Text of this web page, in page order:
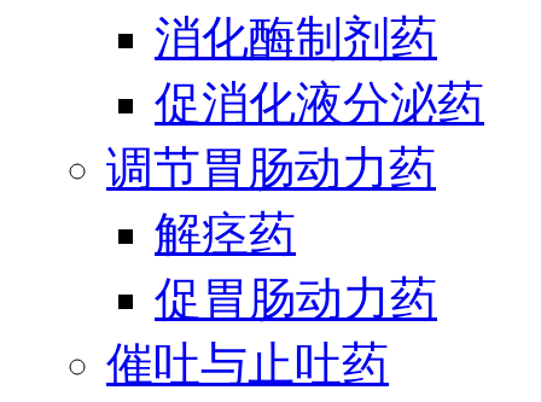
消化酶制剂药
促消化液分泌药
调节胃肠动力药
解痉药
促胃肠动力药
催吐与止吐药